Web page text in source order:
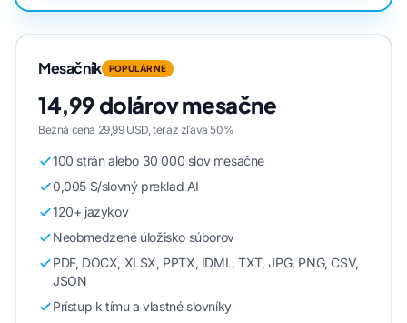
Mesačník POPULÁRNE
14,99 dolárov mesačne
Bežná cena 29,99 USD, teraz zľava 50%
100 strán alebo 30 000 slov mesačne
0,005 $/slovný preklad AI
120+ jazykov
Neobmedzené úložisko súborov
PDF, DOCX, XLSX, PPTX, IDML, TXT, JPG, PNG, CSV,
JSON
Prístup k tímu a vlastné slovníky